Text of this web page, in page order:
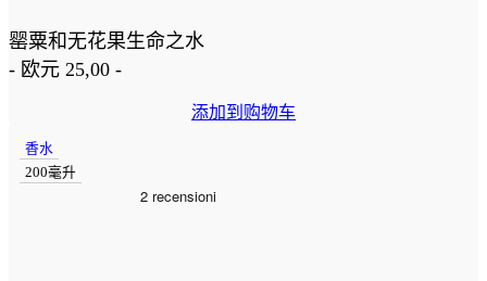
罂粟和无花果生命之水
- 欧元 25,00 -
添加到购物车
香水
200毫升